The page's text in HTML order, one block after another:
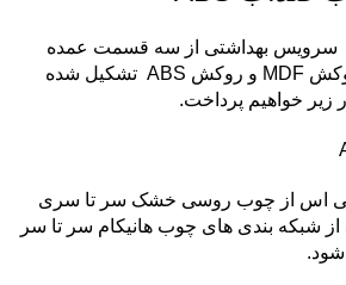
درب های ضدآب ABS سرویس بهداشتی از سه قسمت عمده
شامل کلاف داخلی، روکش MDF و روکش ABS تشکیل شده
زیر خواهیم پرداخت.
اس از چوب روسی خشک سر تا سری
از شبکه بندی های چوب هانیکام سر تا سر